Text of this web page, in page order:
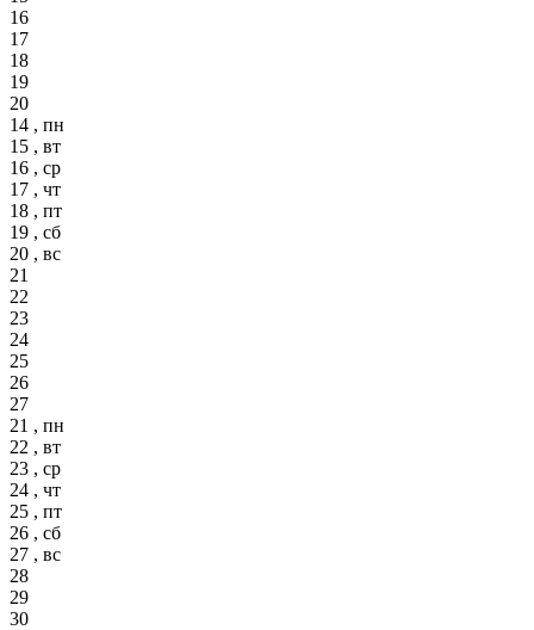
16
17
18
19
20
14 , пн
15 , вт
16 , ср
17 , чт
18 , пт
19 , сб
20 , вс
21
22
23
24
25
26
27
21 , пн
22 , вт
23 , ср
24 , чт
25 , пт
26 , сб
27 , вс
28
29
30